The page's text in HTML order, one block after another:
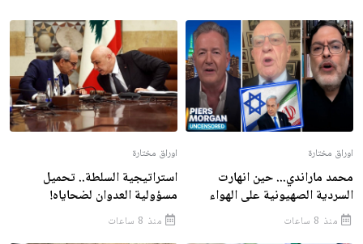
اوراق مختارة
محمد ماراندي... حين انهارت
السردية الصهيونية على الهواء
منذ 8 ساعات
اوراق مختارة
استراتيجية السلطة.. تحميل
مسؤولية العدوان لضحاياه!
منذ 8 ساعات